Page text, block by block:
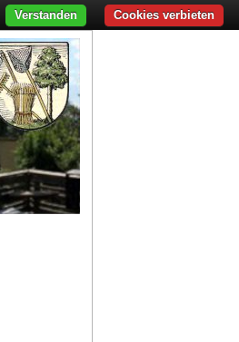
Cookies verbieten
Verstanden